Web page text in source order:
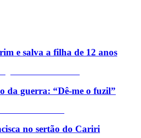
e salva a filha de 12 anos
da guerra: “Dê-me o fuzil”
no sertão do Cariri